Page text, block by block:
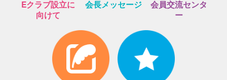
Eクラブ設立に
向けて
会長メッセージ
会員交流センタ
ー